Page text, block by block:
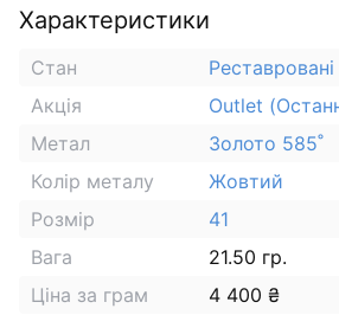
Характеристики
Стан
Реставровані
Акція
Outlet
Метал
Золото 585˚
Колір металу
Жовтий
Розмір
41
Вага
21.50 гр.
Ціна за грам
4 400 ₴